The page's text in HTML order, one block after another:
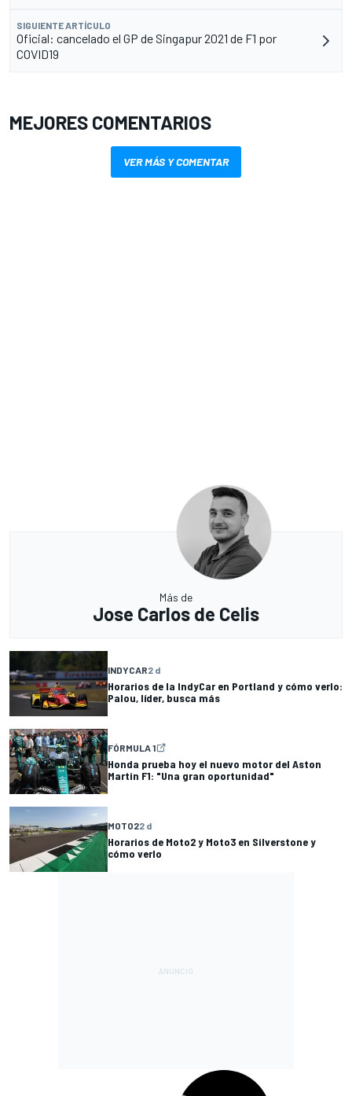
SIGUIENTE ARTÍCULO
Oficial: cancelado el GP de Singapur 2021 de F1 por
COVID19
MEJORES COMENTARIOS
VER MÁS Y COMENTAR
Más de
Jose Carlos de Celis
INDYCAR2 d
Horarios de la IndyCar en Portland y cómo verlo:
Palou, líder, busca más
FÓRMULA 1
Honda prueba hoy el nuevo motor del Aston
Martin F1: "Una gran oportunidad"
MOTO22 d
Horarios de Moto2 y Moto3 en Silverstone y
cómo verlo